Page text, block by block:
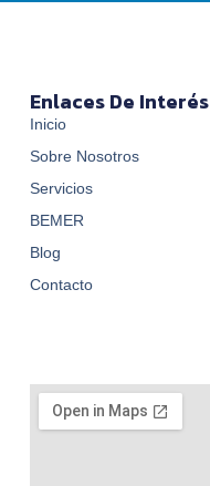
Enlaces De Interés
Inicio
Sobre Nosotros
Servicios
BEMER
Blog
Contacto